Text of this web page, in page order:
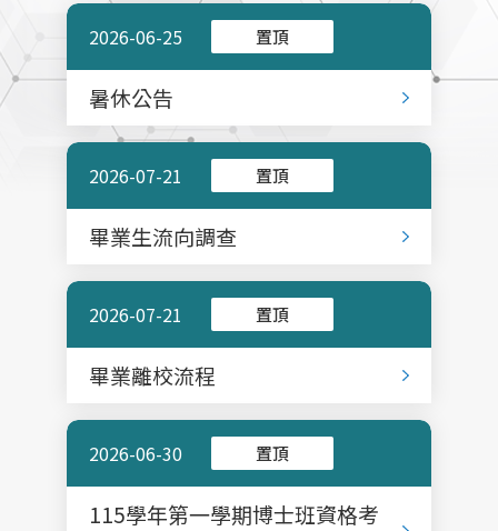
2026-06-25 置頂
暑休公告
2026-07-21 置頂
畢業生流向調查
2026-07-21 置頂
畢業離校流程
2026-06-30 置頂
115學年第一學期博士班資格考